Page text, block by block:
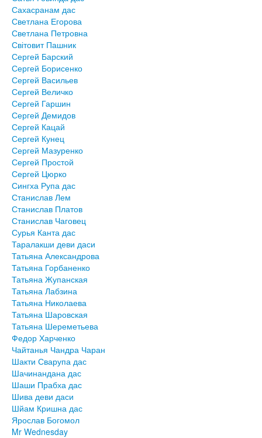
Сахасранам дас
Светлана Егорова
Светлана Петровна
Світовит Пашник
Сергей Барский
Сергей Борисенко
Сергей Васильев
Сергей Величко
Сергей Гаршин
Сергей Демидов
Сергей Кацай
Сергей Кунец
Сергей Мазуренко
Сергей Простой
Сергей Цюрко
Сингха Рупа дас
Станислав Лем
Станислав Платов
Станислав Чаговец
Сурья Канта дас
Таралакши деви даси
Татьяна Александрова
Татьяна Горбаненко
Татьяна Жупанская
Татьяна Лабзина
Татьяна Николаева
Татьяна Шаровская
Татьяна Шереметьева
Федор Харченко
Чайтанья Чандра Чаран
Шакти Сварупа дас
Шачинандана дас
Шаши Прабха дас
Шива деви даси
Шйам Кришна дас
Ярослав Богомол
Mr Wednesday